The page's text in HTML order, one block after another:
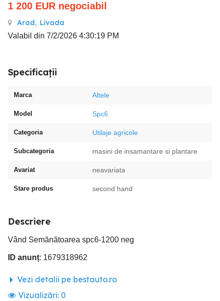
1 200 EUR negociabil
Arad, Livada
Valabil din 7/2/2026 4:30:19 PM
Specificații
Marca Altele
Model Spc6
Categoria Utilaje agricole
Subcategoria masini de insamantare si plantare
Avariat neavariata
Stare produs second hand
Descriere
Vând Semănătoarea spc6-1200 neg
ID anunț: 1679318962
Vezi detalii pe bestauto.ro
Vizualizări: 0